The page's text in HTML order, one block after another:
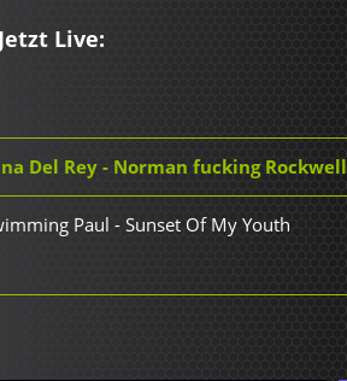
Jetzt Live:
Del Rey - Norman fucking Rockwell
Paul - Sunset Of My Youth